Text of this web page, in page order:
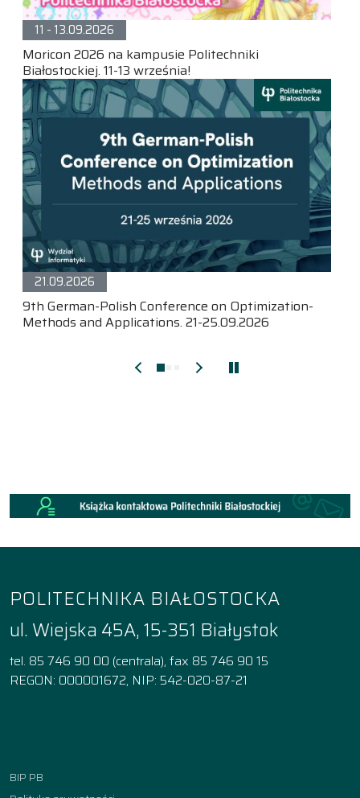
11 - 13.09.2026
Moricon 2026 na kampusie Politechniki
Białostockiej. 11-13 września!
21.09.2026
9th German-Polish Conference on Optimization-
Methods and Applications. 21-25.09.2026
Pokaż wcześniejsze wydarzenia
Pokaż późniejsze
POLITECHNIKA BIAŁOSTOCKA
ul. Wiejska 45A, 15-351 Białystok
tel. 85 746 90 00 (centrala), fax 85 746 90 15
REGON: 000001672, NIP: 542-020-87-21
BIP PB